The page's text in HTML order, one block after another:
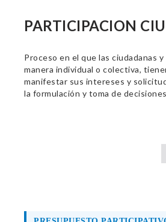
PARTICIPACION
Proceso en el que las ciudadanas
manera individual o colectiva,
manifestar sus intereses y
la formulación y toma de